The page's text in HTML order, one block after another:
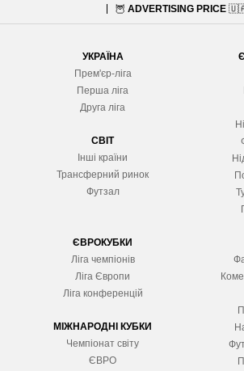
🦉 ADVERTISING PRICE
УКРАЇНА
Прем'єр-ліга
Перша ліга
Друга ліга
СВІТ
Інші країни
Трансферний ринок
Футзал
ЄВРОКУБКИ
Ліга чемпіонів
Ліга Європи
Ліга конференцій
МІЖНАРОДНІ КУБКИ
Чемпіонат світу
ЄВРО